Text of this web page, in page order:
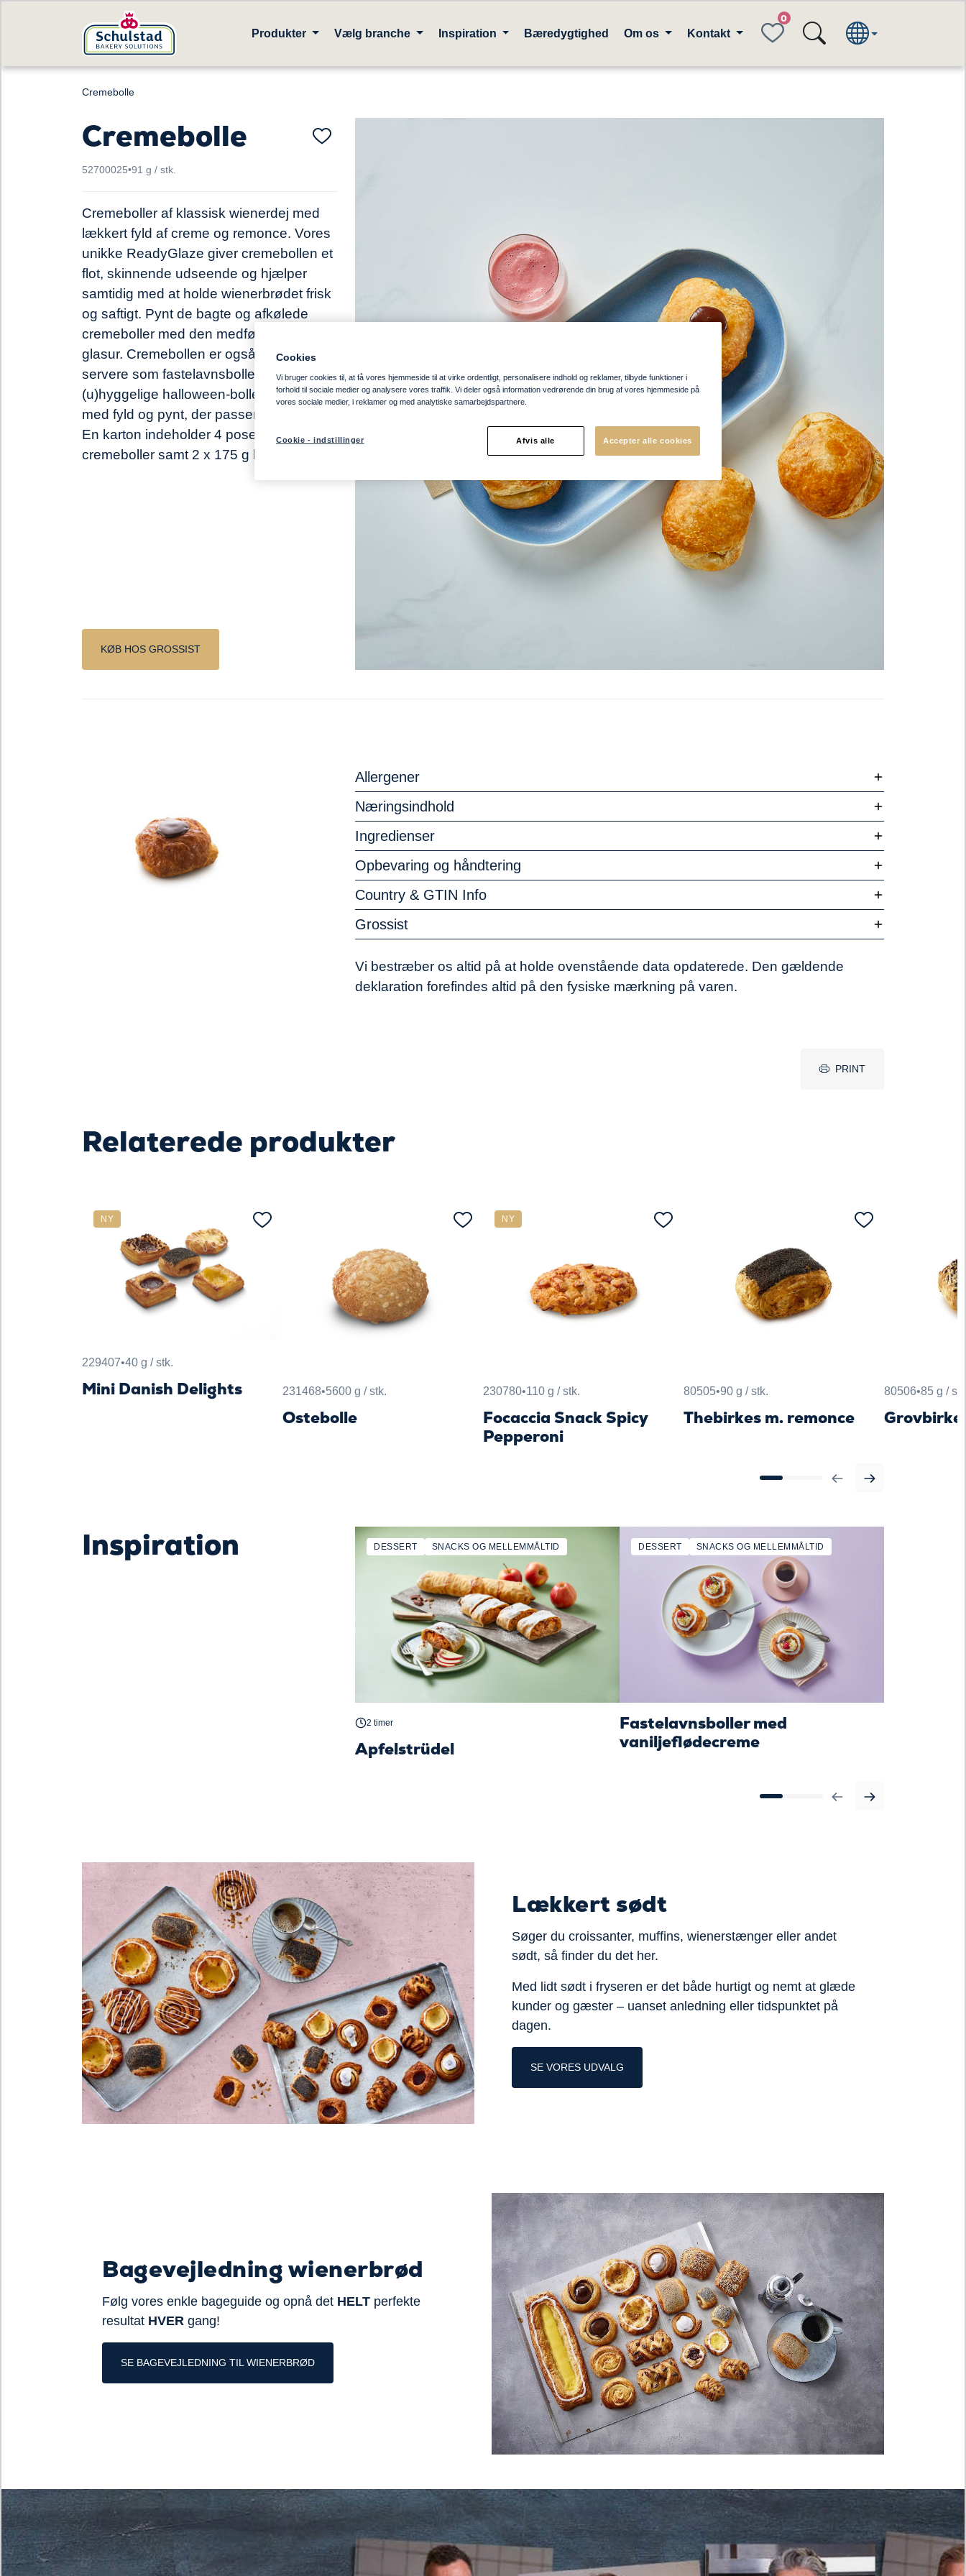
Produkter Vælg branche Inspiration Bæredygtighed Om os Kontakt FAVORITES
Cremebolle
Cremebolle
52700025•91 g / stk.
Cremeboller af klassisk wienerdej med
lækkert fyld af creme og remonce. Vores
unikke ReadyGlaze giver cremebollen et
flot, skinnende udseende og hjælper
samtidig med at holde wienerbrødet frisk
og saftigt. Pynt de bagte og afkølede
cremeboller med den medfølgende brune
glasur. Cremebollen er også oplagt at
servere som fastelavnsboller,
(u)hyggelige halloween‑boller eller til jul
med fyld og pynt, der passer til sæsonen.
En karton indeholder 4 poser med 12 stk.
cremeboller samt 2 x 175 g brun glasur.
KØB HOS GROSSIST
Allergener
Næringsindhold
Ingredienser
Opbevaring og håndtering
Country & GTIN Info
Grossist
Vi bestræber os altid på at holde ovenstående data opdaterede. Den gældende
deklaration forefindes altid på den fysiske mærkning på varen.
PRINT
Relaterede produkter
NY
229407•40 g / stk.
Mini Danish Delights 231468•5600 g / stk.
Ostebolle
NY
230780•110 g / stk.
Focaccia Snack Spicy
Pepperoni
80505•90 g / stk.
Thebirkes m. remonce
80506•85 g /
Inspiration DESSERT SNACKS OG MELLEMMÅLTID
2 timer
Apfelstrüdel
DESSERT SNACKS OG MELLEMMÅLTID
Fastelavnsboller med
vaniljeflødecreme
Lækkert sødt
Søger du croissanter, muffins, wienerstænger eller andet
sødt, så finder du det her.
Med lidt sødt i fryseren er det både hurtigt og nemt at glæde
kunder og gæster – uanset anledning eller tidspunktet på
dagen.
SE VORES UDVALG
Bagevejledning wienerbrød
Følg vores enkle bageguide og opnå det HELT perfekte
resultat HVER gang!
SE BAGEVEJLEDNING TIL WIENERBRØD
Cookies
Vi bruger cookies til, at få vores hjemmeside til at virke ordentligt, personalisere indhold og reklamer, tilbyde funktioner i
forhold til sociale medier og analysere vores traffik. Vi deler også information vedrørende din brug af vores hjemmeside på
vores sociale medier, i reklamer og med analytiske samarbejdspartnere.
Cookie - indstillinger Afvis alle Accepter alle cookies